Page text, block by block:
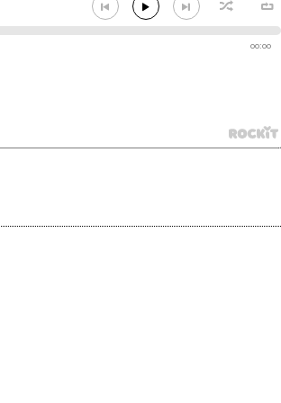
00:00